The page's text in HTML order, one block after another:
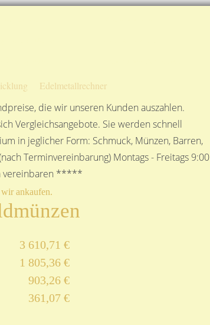
Edelmetallrechner
die wir unseren Kunden auszahlen.
Vergleichsangebote. Sie werden schnell
in jeglicher Form: Schmuck, Münzen, Barren,
Terminvereinbarung) Montags - Freitags 9:00
vereinbaren *****
ankaufen.
3 610,71 €
1 805,36 €
903,26 €
361,07 €